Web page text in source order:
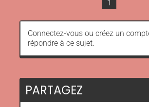
1
Connectez-vous ou créez un
répondre à ce sujet.
PARTAGEZ